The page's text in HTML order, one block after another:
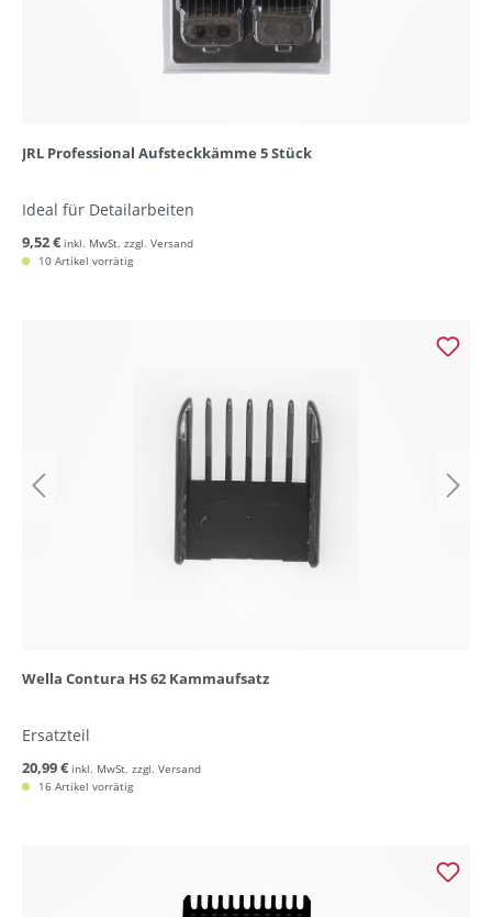
JRL Professional Aufsteckkämme 5 Stück
Ideal für Detailarbeiten
9,52 € inkl. MwSt. zzgl. Versand
10 Artikel vorrätig
Wella Contura HS 62 Kammaufsatz
Ersatzteil
20,99 € inkl. MwSt. zzgl. Versand
16 Artikel vorrätig